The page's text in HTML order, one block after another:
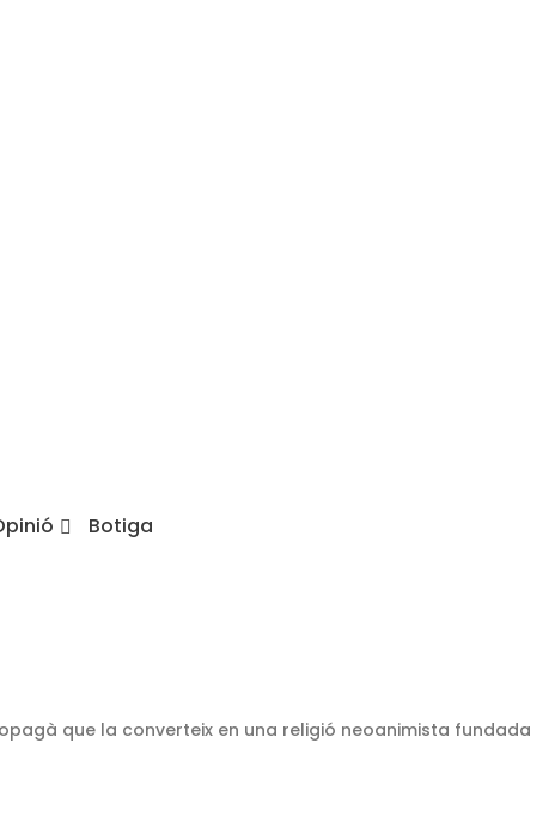
Botiga
que la converteix en una religió neoanimista fundada